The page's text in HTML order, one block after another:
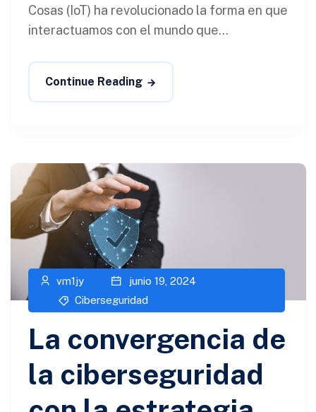
Cosas (IoT) ha revolucionado la forma en que
interactuamos con el mundo que...
Continue Reading
vm1jy
junio 19, 2024
Ciberseguridad​
La convergencia de
la ciberseguridad